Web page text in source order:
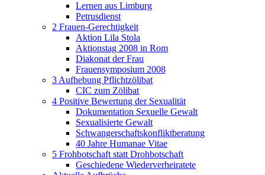
Lernen aus Limburg
Petrusdienst
2 Frauen-Gerechtigkeit
Aktion Lila Stola
Aktionstag 2008 in Rom
Diakonat der Frau
Frauensymposium 2008
3 Aufhebung Pflichtzölibat
CIC zum Zölibat
4 Positive Bewertung der Sexualität
Dokumentation Sexuelle Gewalt
Sexualisierte Gewalt
Schwangerschaftskonfliktberatung
40 Jahre Humanae Vitae
5 Frohbotschaft statt Drohbotschaft
Geschiedene Wiederverheiratete